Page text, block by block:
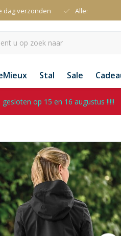
dag verzonden Alles uit
Stal Sale
gesloten op 15 en 16 augustus !!!!!